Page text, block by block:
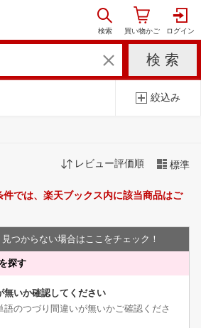
絞込み
レビュー評価順 標準
では、楽天ブックス内に該当商品はご
つからない場合はここをチェック！
探す
無いか確認してください
のつづり間違いが無いかご確認くださ